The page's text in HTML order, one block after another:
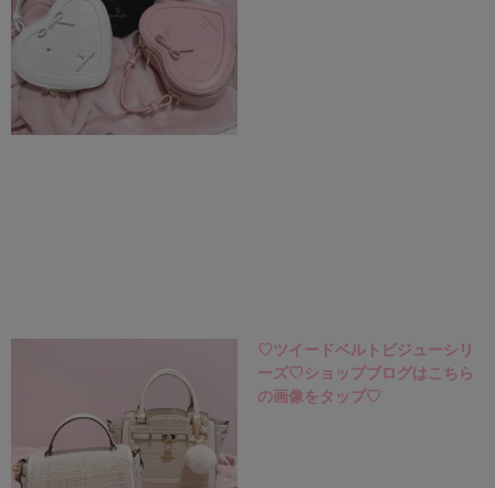
♡ツイードベルトビジューシリ
ーズ♡ショップブログはこちら
の画像をタップ♡